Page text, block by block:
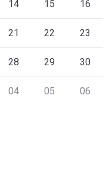
14 15 16
21 22 23
28 29 30
04 05 06